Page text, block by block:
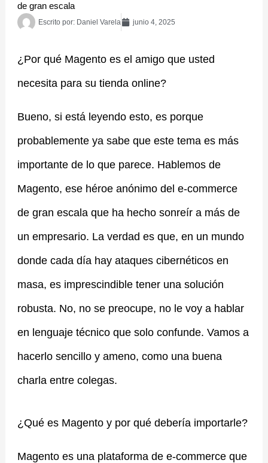
de gran escala
Escrito por:Daniel Varela junio 4, 2025
¿Por qué Magento es el amigo que usted
necesita para su tienda online?
Bueno, si está leyendo esto, es porque
probablemente ya sabe que este tema es más
importante de lo que parece. Hablemos de
Magento, ese héroe anónimo del e-commerce
de gran escala que ha hecho sonreír a más de
un empresario. La verdad es que, en un mundo
donde cada día hay ataques cibernéticos en
masa, es imprescindible tener una solución
robusta. No, no se preocupe, no le voy a hablar
en lenguaje técnico que solo confunde. Vamos a
hacerlo sencillo y ameno, como una buena
charla entre colegas.
¿Qué es Magento y por qué debería importarle?
Magento es una plataforma de e-commerce que